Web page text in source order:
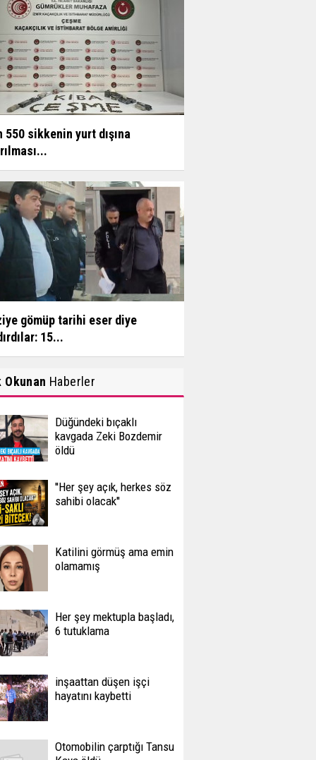
550 sikkenin yurt dışına
gömüp tarihi eser diye
15...
Okunan Haberler
Düğündeki bıçaklı
kavgada Zeki Bozdemir
öldü
''Her şey açık, herkes söz
sahibi olacak''
Katilini görmüş ama emin
olamamış
Her şey mektupla başladı,
6 tutuklama
inşaattan düşen işçi
hayatını kaybetti
Otomobilin çarptığı Tansu